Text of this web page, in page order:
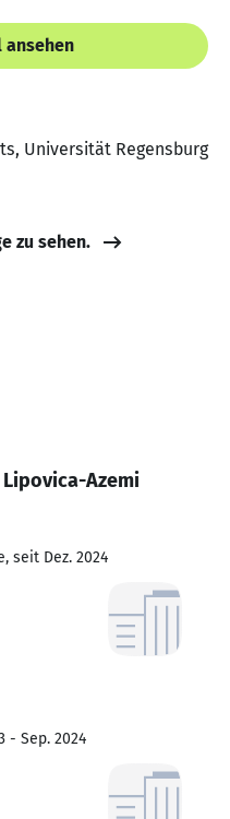
ansehen
Universität Regensburg
zu sehen.
Azemi
seit Dez. 2024
- Sep. 2024